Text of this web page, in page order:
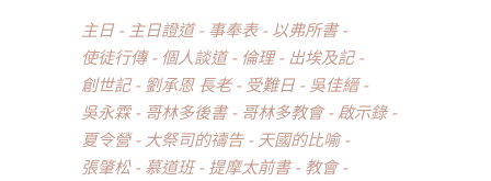
主日 主日證道 事奉表
以弗所書
使徒行傳
個人談道 倫理
出埃及記
創世記
劉承恩 長老 受難日
吳佳縉
吳永霖
哥林多後書 哥林多教會
啟示錄
夏令營
大祭司的禱告
天國的比喻
張肇松
慕道班 提摩太前書
教會